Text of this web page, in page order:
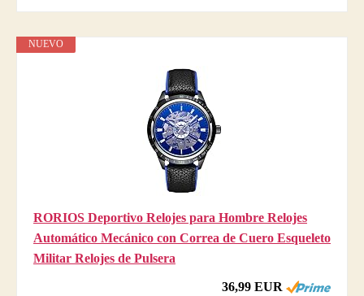
NUEVO
RORIOS Deportivo Relojes para Hombre Relojes
Automático Mecánico con Correa de Cuero Esqueleto
Militar Relojes de Pulsera
36,99 EUR